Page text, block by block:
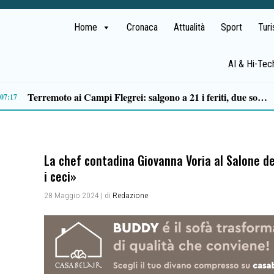
Home Cronaca Attualità Sport
AI & Hi-
Il MOA di Eboli ottiene il riconoscimento di Museo di interesse regionale 14:14
La chef contadina Giovanna Voria al Salone
i ceci»
28 Maggio 2024 | di Redazione